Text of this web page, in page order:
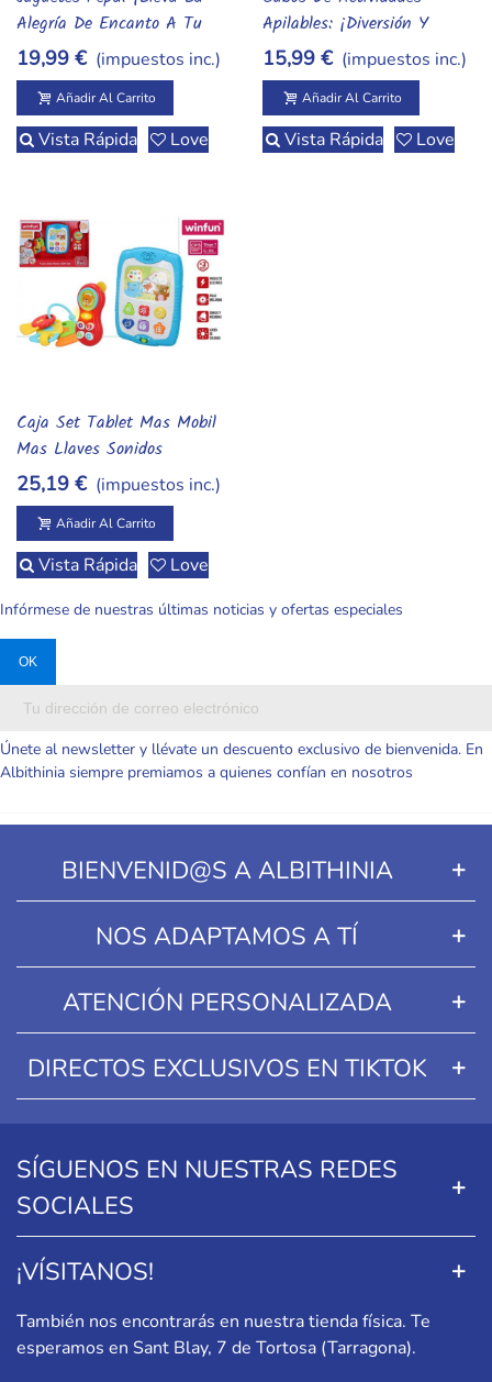
Añadir Al Carrito
Alegría De Encanto A Tu
Hogar!
19,99 € (impuestos inc.)
Añadir Al Carrito
Vista Rápida Love
Añadir Al Carrito
Apilables: ¡Diversión Y
Aprendizaje Para Los Más
Pequeños!
15,99 € (impuestos inc.)
Añadir Al Carrito
Vista Rápida Love
Añadir Al Carrito
Caja Set Tablet Mas Mobil
Mas Llaves Sonidos
25,19 € (impuestos inc.)
Añadir Al Carrito
Vista Rápida Love
Infórmese de nuestras últimas noticias y ofertas especiales
Únete al newsletter y llévate un descuento exclusivo de bienvenida. En
Albithinia siempre premiamos a quienes confían en nosotros
BIENVENID@S A ALBITHINIA
NOS ADAPTAMOS A TÍ
ATENCIÓN PERSONALIZADA
DIRECTOS EXCLUSIVOS EN TIKTOK
SÍGUENOS EN NUESTRAS REDES
SOCIALES
¡VÍSITANOS!
También nos encontrarás en nuestra tienda física. Te
esperamos en Sant Blay, 7 de Tortosa (Tarragona).